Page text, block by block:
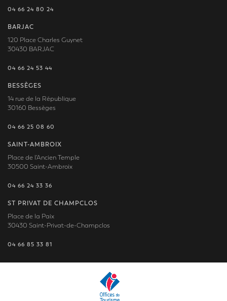
04 66 24 80 24
BARJAC
120 Place Charles Guynet
30430 BARJAC
04 66 24 53 44
BESSÈGES
14 rue de la République
30160 Bessèges
04 66 25 08 60
SAINT-AMBROIX
Place de l'Ancien Temple
30500 Saint-Ambroix
04 66 24 33 36
ST PRIVAT DE CHAMPCLOS
Place de la Paix
30430 Saint-Privat-de-Champclos
04 66 85 33 81